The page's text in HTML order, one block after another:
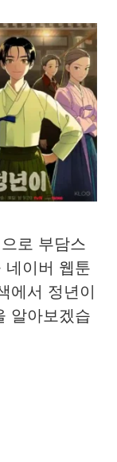
로 부담스
네이버 웹툰
에서 정년이
알아보겠습